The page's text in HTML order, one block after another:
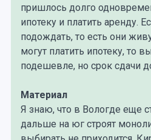
пришлось долго
ипотеку и платить аренду.
подождать, то есть они
могут платить ипотеку, то
подешевле, но срок сдачи
Материал
Я знаю, что в Вологде еще
дальше на юг строят